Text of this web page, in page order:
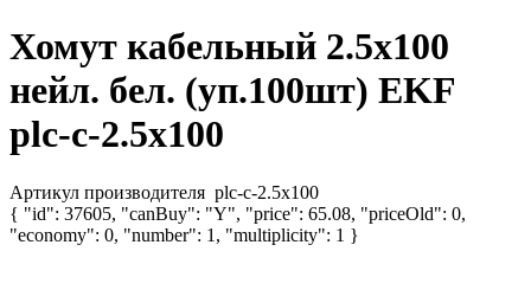
Хомут кабельный 2.5х100
нейл. бел. (уп.100шт) EKF
plc-c-2.5x100
Артикул производителя plc-c-2.5x100
{ "id": 37605, "canBuy": "Y", "price": 65.08, "priceOld": 0,
"economy": 0, "number": 1, "multiplicity": 1 }